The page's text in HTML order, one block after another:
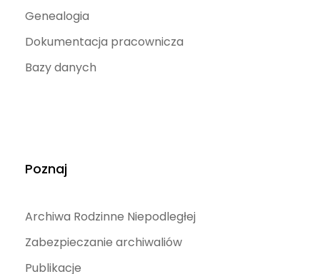
Genealogia
Dokumentacja pracownicza
Bazy danych
Poznaj
Archiwa Rodzinne Niepodległej
Zabezpieczanie archiwaliów
Publikacje